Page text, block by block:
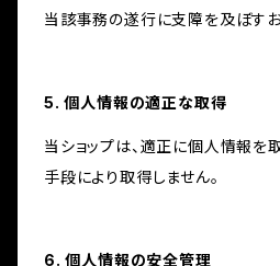
当該事務の遂行に支障を及ぼす
5. 個人情報の適正な取得
当ショップは、適正に個人情報を
手段により取得しません。
6. 個人情報の安全管理